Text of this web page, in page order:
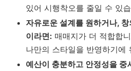
있어 시행착오를 줄일 수 있습
자유로운 설계를 원하거나,
이라면: 매매지가 더 적합합
나만의 스타일을 반영하기에
예산이 충분하고 안정성을 중